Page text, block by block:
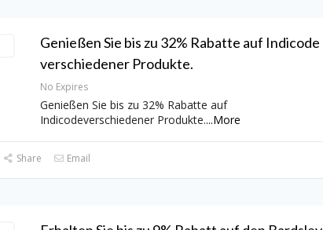
Genießen Sie bis zu 32% Rabatte auf Indicode
verschiedener Produkte.
No Expires
Genießen Sie bis zu 32% Rabatte auf
Indicodeverschiedener Produkte....More
Share Email